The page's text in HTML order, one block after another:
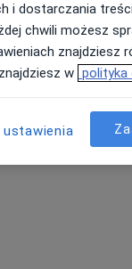
Ndz, Pon,
10 Sie
jest dostępne
i dostarczania
chwili możesz
znajdziesz
w polityka
ustawienia